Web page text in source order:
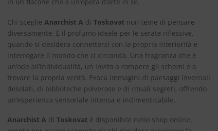
Chi sceglie Anarchist A di Toskovat non teme di pensare
diversamente. È il profumo ideale per le serate riflessive,
quando si desidera connettersi con la propria interiorità e
interrogare il mondo che ci circonda. Una fragranza che è
un’ode all’individualità, un invito a rompere gli schemi e a
trovare la propria verità. Evoca immagini di paesaggi invernali
desolati, di biblioteche polverose e di rituali segreti, offrendo
un’esperienza sensoriale intensa e indimenticabile.
Anarchist A di Toskovat è disponibile nello shop online,